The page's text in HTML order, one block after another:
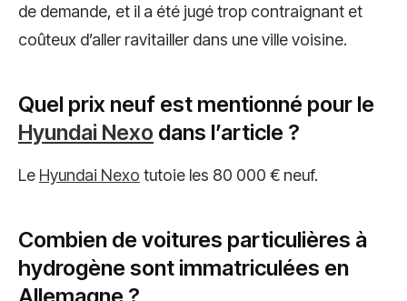
de demande, et il a été jugé trop contraignant et
coûteux d’aller ravitailler dans une ville voisine.
Quel prix neuf est mentionné pour le
Hyundai Nexo dans l’article ?
Le Hyundai Nexo tutoie les 80 000 € neuf.
Combien de voitures particulières à
hydrogène sont immatriculées en
Allemagne ?